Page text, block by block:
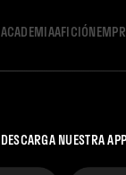
ACADEMIAAFICIÓN
DESCARGA NUESTRA APP